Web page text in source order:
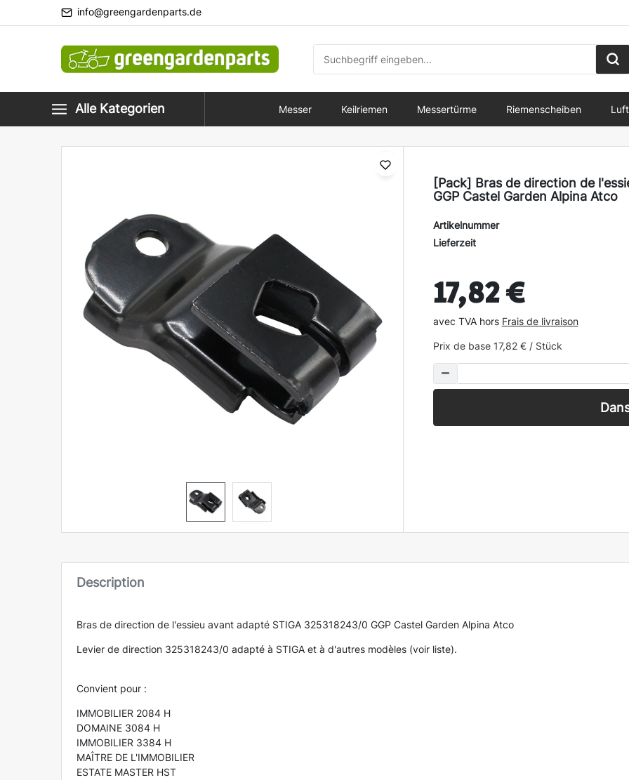
info@greengardenparts.de
Alle Kategorien Messer Keilriemen Messertürme Riemenscheiben
[Pack] Bras de direction de
GGP Castel Garden Alpina Atco
Artikelnummer
Lieferzeit
17,82 €
avec TVA hors Frais de livraison
Prix de base 17,82 € / Stück
Description
Bras de direction de l'essieu avant adapté STIGA 325318243/0 GGP Castel Garden Alpina Atco
Levier de direction 325318243/0 adapté à STIGA et à d'autres modèles (voir liste).
Convient pour :
IMMOBILIER 2084 H
DOMAINE 3084 H
IMMOBILIER 3384 H
MAÎTRE DE L'IMMOBILIER
ESTATE MASTER HST